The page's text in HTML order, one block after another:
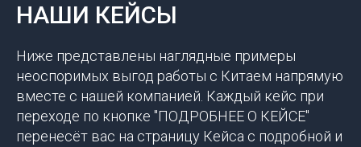
НАШИ КЕЙСЫ
Ниже представлены наглядные примеры
неоспоримых выгод работы с Китаем напрямую
вместе с нашей компанией. Каждый кейс при
переходе по кнопке "ПОДРОБНЕЕ О КЕЙСЕ"
перенесёт вас на страницу Кейса с подробной и